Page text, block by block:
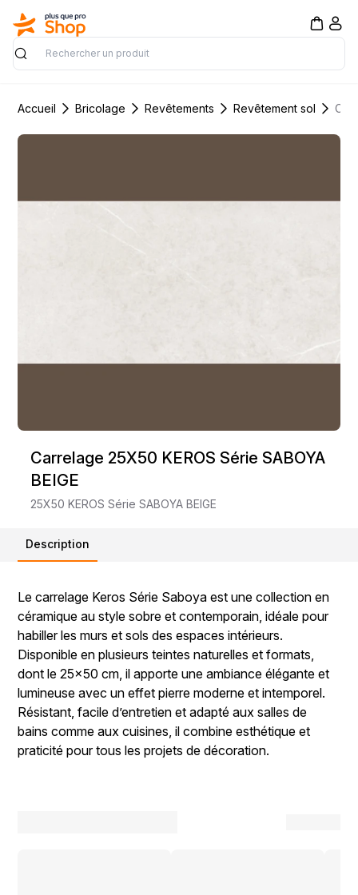
Rechercher
Accueil Bricolage Revêtements Revêtement sol
Carrelage 25X50 KEROS Série SABOYA
BEIGE
25X50 KEROS Série SABOYA BEIGE
Description
Le carrelage Keros Série Saboya est une collection en
céramique au style sobre et contemporain, idéale pour
habiller les murs et sols des espaces intérieurs.
Disponible en plusieurs teintes naturelles et formats,
dont le 25x50 cm, il apporte une ambiance élégante et
lumineuse avec un effet pierre moderne et intemporel.
Résistant, facile d’entretien et adapté aux salles de
bains comme aux cuisines, il combine esthétique et
praticité pour tous les projets de décoration.